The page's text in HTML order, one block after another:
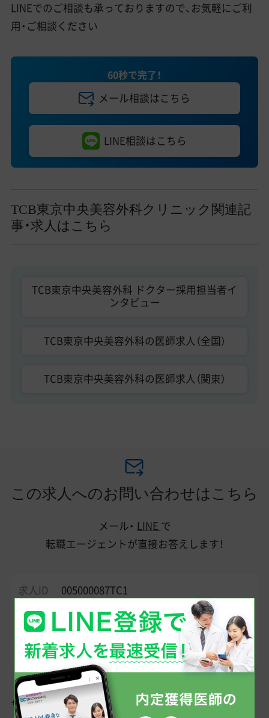
LINEでのご相談も承っておりますので、お気軽にご利
用・ご相談ください
60秒で完了！
メール相談はこちら
LINE相談はこちら
TCB東京中央美容外科クリニック関連記
事・求人はこちら
TCB東京中央美容外科 ドクター採用担当者イ
ンタビュー
TCB東京中央美容外科の医師求人（全国）
TCB東京中央美容外科の医師求人（関東）
この求人へのお問い合わせはこちら
メール・ LINE で
転職エージェントが直接お答えします！
求人ID 005000087TC1
■美容外科 常勤医師求人 秋田県■ 【秋田／年収3000万円～】
美容外科・常勤医師募集／未経験OK・研修医応募可／若手医師
に人気《TCB東京中央美容外科 秋田院》 ＞＞見学予約から面
接対策までバックアップ強化中／秋田県秋田市
サポート相談内容